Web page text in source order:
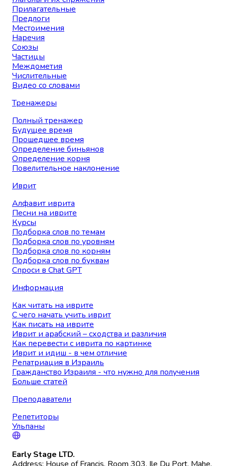
Прилагательные
Предлоги
Местоимения
Наречия
Союзы
Частицы
Междометия
Числительные
Видео со словами
Тренажеры
Полный тренажер
Будущее время
Прошедшее время
Определение биньянов
Определение корня
Повелительное наклонение
Иврит
Алфавит иврита
Песни на иврите
Курсы
Подборка слов по темам
Подборка слов по уровням
Подборка слов по корням
Подборка слов по буквам
Спроси в Chat GPT
Информация
Как читать на иврите
С чего начать учить иврит
Как писать на иврите
Иврит и арабский – сходства и различия
Как перевести с иврита по картинке
Иврит и идиш - в чем отличие
Репатриация в Израиль
Гражданство Израиля - что нужно для получения
Больше статей
Преподаватели
Репетиторы
Ульпаны
Early Stage LTD.